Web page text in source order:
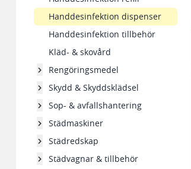
Handdesinfektion dispenser
Handdesinfektion tillbehör
Kläd- & skovård
Rengöringsmedel
Skydd & Skyddsklädsel
Sop- & avfallshantering
Städmaskiner
Städredskap
Städvagnar & tillbehör